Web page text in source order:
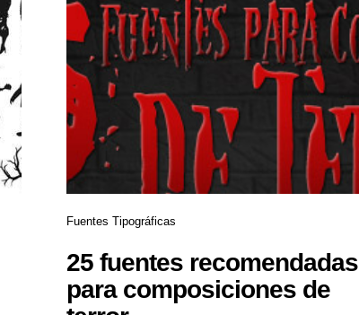
Fuentes Tipográficas
25 fuentes recomendadas
para composiciones de